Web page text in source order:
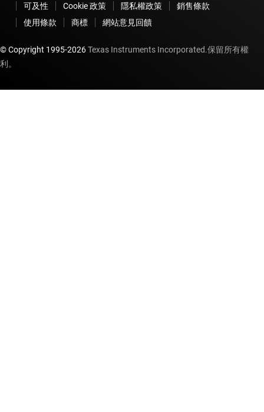
可及性 Cookie 政策 隱私權政策
銷售條款
使用條款
商標 網站意見回饋
© Copyright 1995-2026Texas Instruments Incorporated.保留所有權
利。